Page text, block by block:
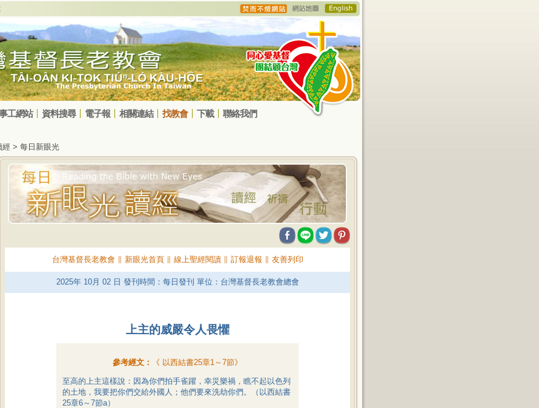
工網站 資料搜尋 電子報 相關連結 找教會 下載 聯絡我們
> 每日新眼光
台灣基督長老教會∥ 新眼光首頁∥ 線上聖經閱讀∥ 訂報退報 友善列印
2025年 10月 02日 發刊時間：每日發刊 單位：台灣基督長老教會總會
上主的威嚴令人畏懼
參考經文： 《 以西結書25章1～7節》
至高的上主這樣說：因為你們拍手雀躍，幸災樂禍，瞧不起以色列
的土地，我要把你們交給外國人；他們要來洗劫你們。（以西結書
25章6～7節a）